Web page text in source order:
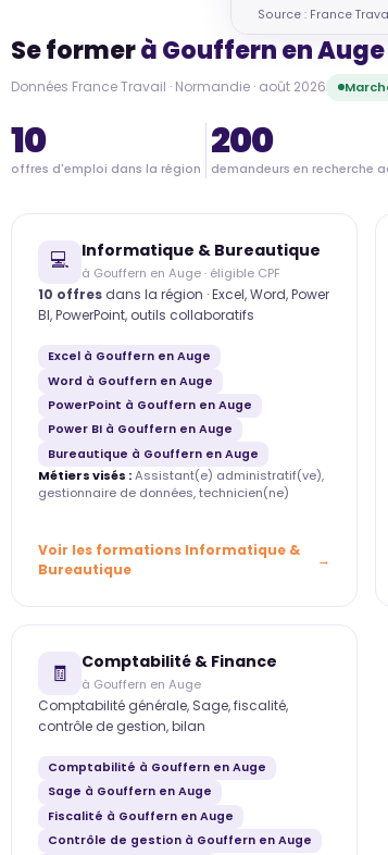
Source : France
Se formerà Gouffern en Auge
Données France Travail · Normandie · août 2026
10
offres d'emploi dans la région
200
demandeurs en recherche
💻 Informatique & Bureautique
à Gouffern en Auge · éligible CPF
10 offres dans la région · Excel, Word, Power
BI, PowerPoint, outils collaboratifs
Excel à Gouffern en Auge
Word à Gouffern en Auge
PowerPoint à Gouffern en Auge
Power BI à Gouffern en Auge
Bureautique à Gouffern en Auge
Métiers visés :Assistant(e) administratif(ve),
gestionnaire de données, technicien(ne)
Voir les formations Informatique &
Bureautique
🧾 Comptabilité & Finance
à Gouffern en Auge
Comptabilité générale, Sage, fiscalité,
contrôle de gestion, bilan
Comptabilité à Gouffern en Auge
Sage à Gouffern en Auge
Fiscalité à Gouffern en Auge
Contrôle de gestion à Gouffern en Auge